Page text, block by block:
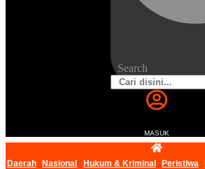
Search
MASUK
Daerah Nasional Hukum & Kriminal Peristiwa